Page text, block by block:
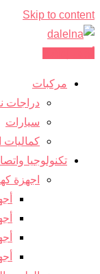
Skip to content
مركبات
دراجات
سيارات
كماليات
تكنولوجيا
اجهزة